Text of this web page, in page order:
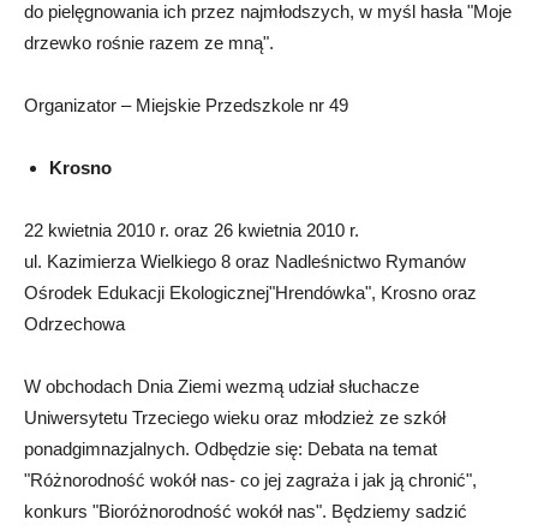
do pielęgnowania ich przez najmłodszych, w myśl hasła "Moje
drzewko rośnie razem ze mną".
Organizator – Miejskie Przedszkole nr 49
Krosno
22 kwietnia 2010 r. oraz 26 kwietnia 2010 r.
ul. Kazimierza Wielkiego 8 oraz Nadleśnictwo Rymanów
Ośrodek Edukacji Ekologicznej"Hrendówka", Krosno oraz
Odrzechowa
W obchodach Dnia Ziemi wezmą udział słuchacze
Uniwersytetu Trzeciego wieku oraz młodzież ze szkół
ponadgimnazjalnych. Odbędzie się: Debata na temat
"Różnorodność wokół nas- co jej zagraża i jak ją chronić",
konkurs "Bioróżnorodność wokół nas". Będziemy sadzić